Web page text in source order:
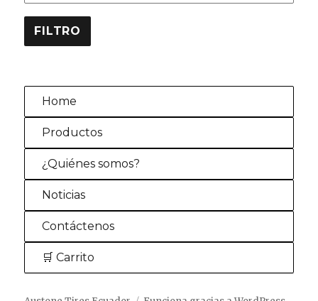
FILTRO
Home
Productos
¿Quiénes somos?
Noticias
Contáctenos
🛒 Carrito